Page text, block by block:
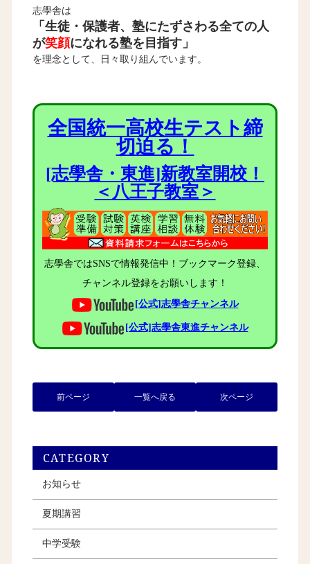
志學舎は
「生徒・保護者、塾にたずさわる全ての人
が笑顔になれる塾を目指す」
を理念として、日々取り組んでいます。
全国統一高校生テスト締
切迫る！
[志學舎・東進]新教室開校！
＜八王子教室＞
志學舎ではSNSで情報発信中！ブックマーク登録、
チャンネル登録をお願いします！
[公式]志學舎チャンネル
[公式]志學舎東進チャンネル
前ページ 一覧へ戻る 次ページ
CATEGORY
お知らせ
夏期講習
中学受験